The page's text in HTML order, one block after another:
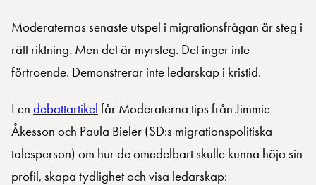
Moderaternas senaste utspel i migrationsfrågan är steg i
rätt riktning. Men det är myrsteg. Det inger inte
förtroende. Demonstrerar inte ledarskap i kristid.
I en debattartikel får Moderaterna tips från Jimmie
Åkesson och Paula Bieler (SD:s migrationspolitiska
talesperson) om hur de omedelbart skulle kunna höja sin
profil, skapa tydlighet och visa ledarskap: